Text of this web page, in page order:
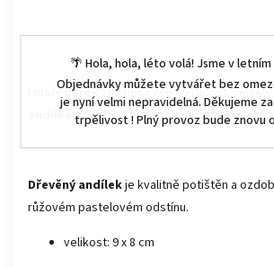
🌴 Hola, hola, léto volá! Jsme v
Objednávky můžete vytvářet bez
je nyní velmi nepravidelná. Děkujeme
trpělivost ! Plný provoz bude znovu
malý dárekznamená velkou radost. Věnujte
andílka
s českým textem, který ji zahřeje u
Dřevěný andílekje kvalitně potištěn a
růžovém pastelovém odstínu.
velikost: 9 x 8 cm